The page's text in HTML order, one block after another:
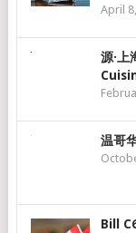
April
源·
温哥
Bill